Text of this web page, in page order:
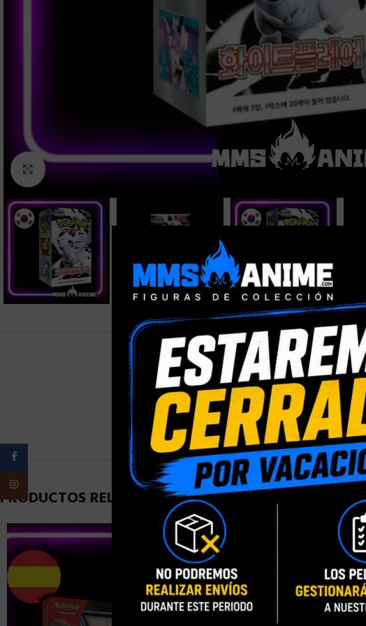
Clic para ampliar
PESO
PRODUCTOS RELACIONADOS